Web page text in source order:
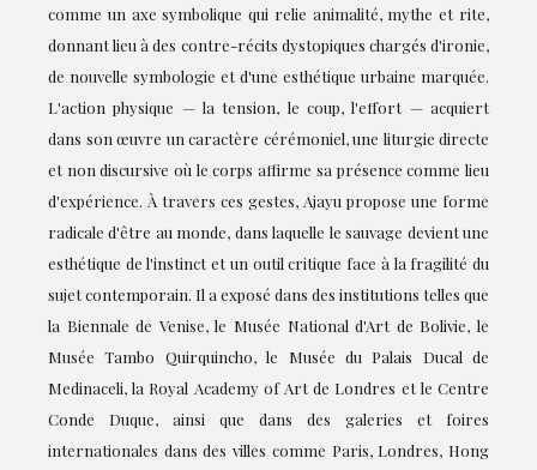
comme un axe symbolique qui relie animalité, mythe et rite,
donnant lieu à des contre-récits dystopiques chargés d'ironie,
de nouvelle symbologie et d'une esthétique urbaine marquée.
L'action physique — la tension, le coup, l'effort — acquiert
dans son œuvre un caractère cérémoniel, une liturgie directe
et non discursive où le corps affirme sa présence comme lieu
d'expérience. À travers ces gestes, Ajayu propose une forme
radicale d'être au monde, dans laquelle le sauvage devient une
esthétique de l'instinct et un outil critique face à la fragilité du
sujet contemporain. Il a exposé dans des institutions telles que
la Biennale de Venise, le Musée National d'Art de Bolivie, le
Musée Tambo Quirquincho, le Musée du Palais Ducal de
Medinaceli, la Royal Academy of Art de Londres et le Centre
Conde Duque, ainsi que dans des galeries et foires
internationales dans des villes comme Paris, Londres, Hong